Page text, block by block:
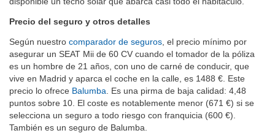
Precio del seguro y otros detalles
Según nuestro comparador de seguros , el precio mínimo por
asegurar un SEAT Mii de 60 CV cuando el tomador de la póliza
es un hombre de 21 años, con uno de carné de conducir, que
vive en Madrid y aparca el coche en la calle, es 1488 €. Este
precio lo ofrece Balumba . Es una pirma de baja calidad: 4,48
puntos sobre 10. El coste es notablemente menor (671 €) si se
selecciona un seguro a todo riesgo con franquicia (600 €).
También es un seguro de Balumba.